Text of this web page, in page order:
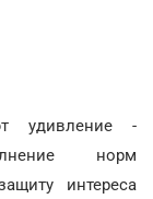
удивление -
норм
интереса